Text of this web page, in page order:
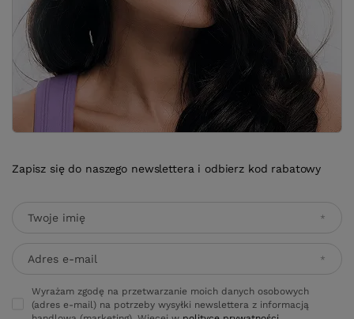
Zapisz się do naszego newslettera i odbierz kod rabatowy
Twoje imię
Adres e-mail
(adres e-mail) na potrzeby wysyłki newslettera z informacją